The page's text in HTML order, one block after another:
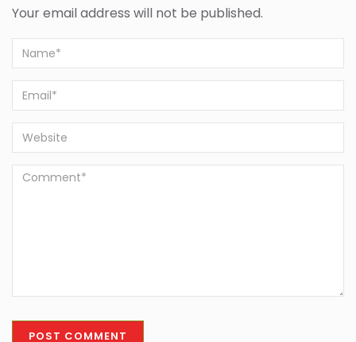
Your email address will not be published.